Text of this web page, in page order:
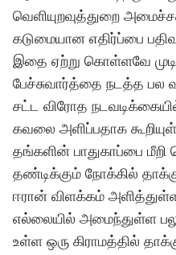
வெளியுறவுத்துறை
கடுமையான எதிர்ப்பை
இதை ஏற்று கொள்ளவே
பேச்சுவார்த்தை நடத்த பல
சட்ட விரோத நடவடிக்கையில்
கவலை அளிப்பதாக
தங்களின் பாதுகாப்பை
தண்டிக்கும் நோக்கில்
ஈரான் விளக்கம்
எல்லையில் அமைந்துள்ள
உள்ள ஒரு கிராமத்தில்